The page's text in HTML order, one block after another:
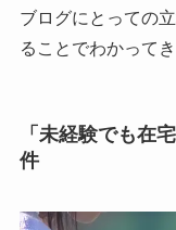
ブログにとっての
ることでわかってき
「未経験でも在
件